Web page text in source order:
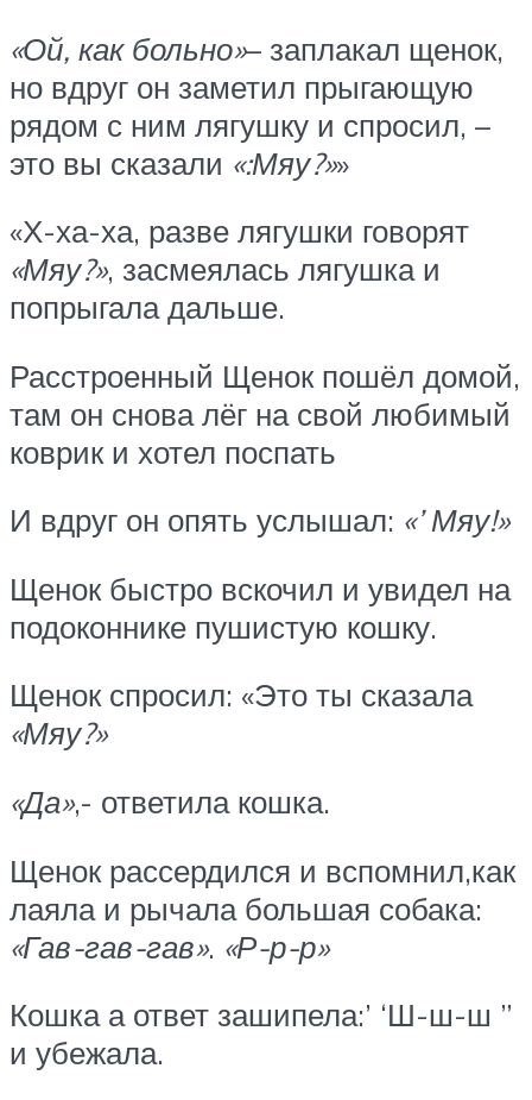
«Ой, как больно»– заплакал щенок,
но вдруг он заметил прыгающую
рядом с ним лягушку и спросил, –
это вы сказали «:Мяу?»»
«Х-ха-ха, разве лягушки говорят
«Мяу?», засмеялась лягушка и
попрыгала дальше.
Расстроенный Щенок пошёл домой,
там он снова лёг на свой любимый
коврик и хотел поспать
И вдруг он опять услышал: «’ Мяу!»
Щенок быстро вскочил и увидел на
подоконнике пушистую кошку.
Щенок спросил: «Это ты сказала
«Мяу?»
«Да»,- ответила кошка.
Щенок рассердился и вспомнил,как
лаяла и рычала большая собака:
«Гав-гав-гав». «Р-р-р»
Кошка а ответ зашипела:’ ‘Ш-ш-ш ”
и убежала.